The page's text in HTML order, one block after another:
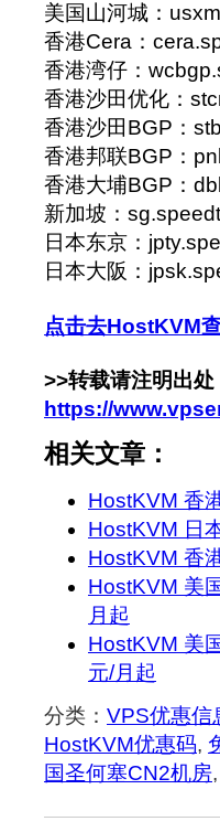
美国山河城：
香港Cera：
香港湾仔：
香港沙田优化：
香港沙田BGP：
香港邦联BGP：
香港大埔BGP：
新加坡：
日本东京：
日本大阪：
点击去HostKVM
>>转载请注明出处
https://
相关文章：
HostKVM 香
HostKVM 日
HostKVM 香
HostKVM 美
月起
HostKVM 美
元/月起
分类： VPS优惠信
HostKVM优惠码,
国圣何塞CN2机房,